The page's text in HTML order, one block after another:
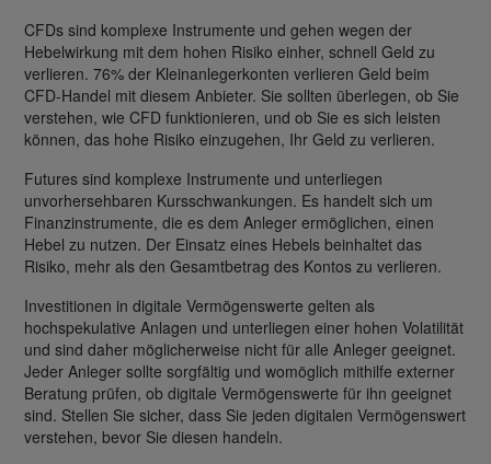
CFDs sind komplexe Instrumente und gehen wegen der
Hebelwirkung mit dem hohen Risiko einher, schnell Geld zu
verlieren. 76% der Kleinanlegerkonten verlieren Geld beim
CFD-Handel mit diesem Anbieter. Sie sollten überlegen, ob Sie
verstehen, wie CFD funktionieren, und ob Sie es sich leisten
können, das hohe Risiko einzugehen, Ihr Geld zu verlieren.
Futures sind komplexe Instrumente und unterliegen
unvorhersehbaren Kursschwankungen. Es handelt sich um
Finanzinstrumente, die es dem Anleger ermöglichen, einen
Hebel zu nutzen. Der Einsatz eines Hebels beinhaltet das
Risiko, mehr als den Gesamtbetrag des Kontos zu verlieren.
Investitionen in digitale Vermögenswerte gelten als
hochspekulative Anlagen und unterliegen einer hohen Volatilität
und sind daher möglicherweise nicht für alle Anleger geeignet.
Jeder Anleger sollte sorgfältig und womöglich mithilfe externer
Beratung prüfen, ob digitale Vermögenswerte für ihn geeignet
sind. Stellen Sie sicher, dass Sie jeden digitalen Vermögenswert
verstehen, bevor Sie diesen handeln.